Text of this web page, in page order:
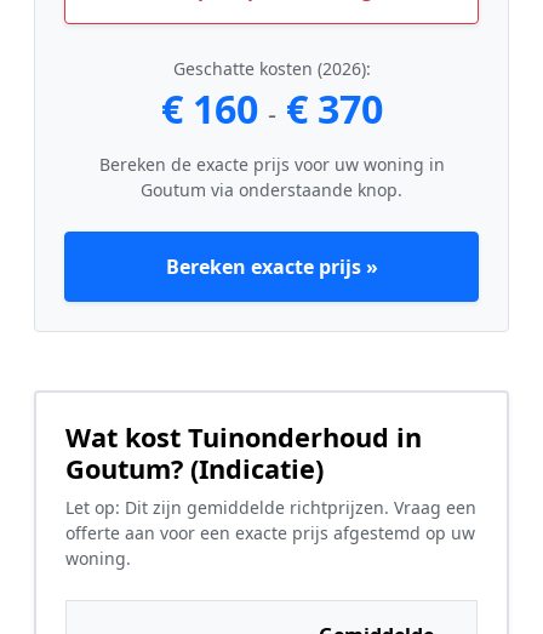
Geschatte kosten (2026):
€ 160 - € 370
Bereken de exacte prijs voor uw woning in
Goutum via onderstaande knop.
Bereken exacte prijs »
Wat kost Tuinonderhoud in
Goutum? (Indicatie)
Let op: Dit zijn gemiddelde richtprijzen. Vraag een
offerte aan voor een exacte prijs afgestemd op uw
woning.